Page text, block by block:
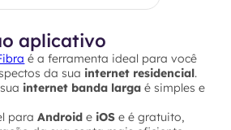
aplicativo
é a ferramenta ideal para você
da sua internet residencial.
internet banda largaé simples e
paraAndroid e iOS e é gratuito,